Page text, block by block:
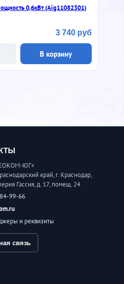
0,6кВт (Aig11082301)
3 740 руб
В корзину
ЮГ»
край, г. Краснодар,
Гассия, д. 17, помещ. 24
99-66
и реквизиты
связь